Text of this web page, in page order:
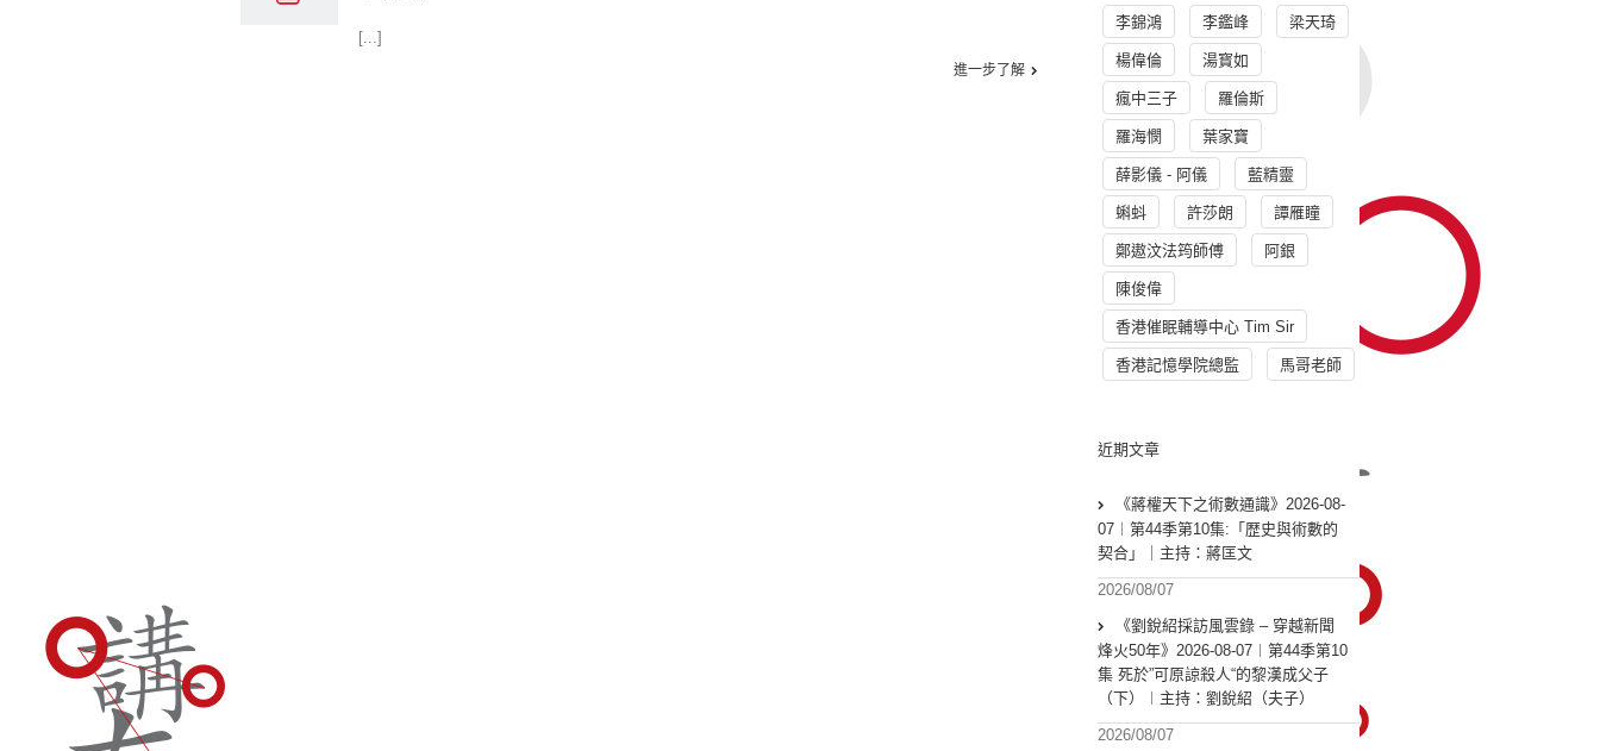
[...]
進一步了解
李錦鴻 李鑑峰 梁天琦
楊偉倫 湯寳如
瘋中三子 羅倫斯
羅海憫 葉家寶
薛影儀 - 阿儀 藍精靈
蝌蚪 許莎朗 譚雁瞳
鄭遨汶法筠師傅 阿銀
陳俊偉
香港催眠輔導中心 Tim Sir
香港記憶學院總監 馬哥老師
近期文章
《蔣權天下之術數通識》2026-08-
07︱第44季第10集:「歴史與術數的
契合」｜主持：蔣匡文
2026/08/07
《劉銳紹採訪風雲錄 – 穿越新聞
烽火50年》2026-08-07︱第44季第10
集 死於”可原諒殺人“的黎漢成父子
（下）︱主持：劉銳紹（夫子）
2026/08/07